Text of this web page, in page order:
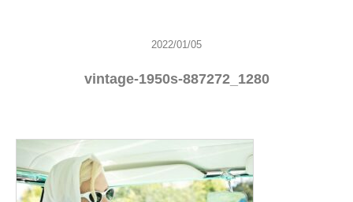
2022/01/05
vintage-1950s-887272_1280